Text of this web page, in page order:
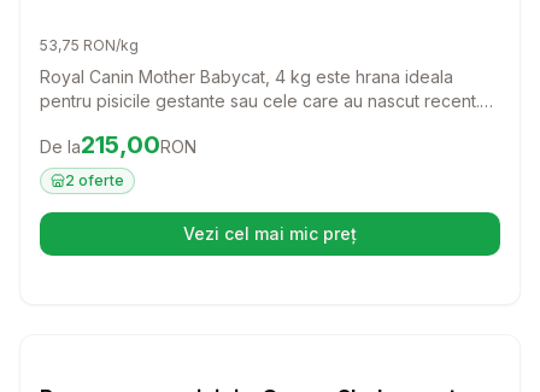
53,75 RON/kg
Royal Canin Mother Babycat, 4 kg este hrana ideala
pentru pisicile gestante sau cele care au nascut recent.
dezvoltarea puilor si intareste sistemul imunitar al mamei,
oferind tot ce are nevoie pentru a se recupera si a-si
hrani puii sanatos.
Preț:215.00 RON
De la215,00RON
2 oferte
Vezi cel mai mic preț(se deschide într-o filă nouă)